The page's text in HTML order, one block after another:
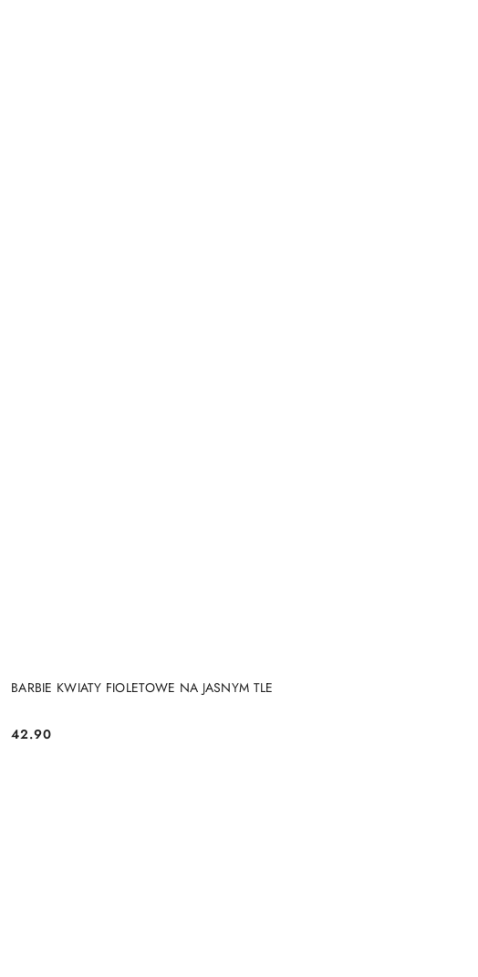
BARBIE KWIATY FIOLETOWE NA JASNYM TLE
Cena:
42.90